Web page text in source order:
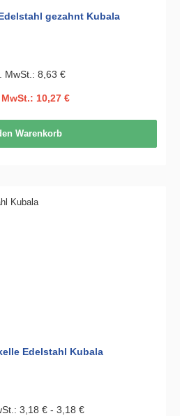
gezahnt Kubala
MwSt.: 8,63 €
10,27 €
Warenkorb
Edelstahl Kubala
3,18 € - 3,18 €